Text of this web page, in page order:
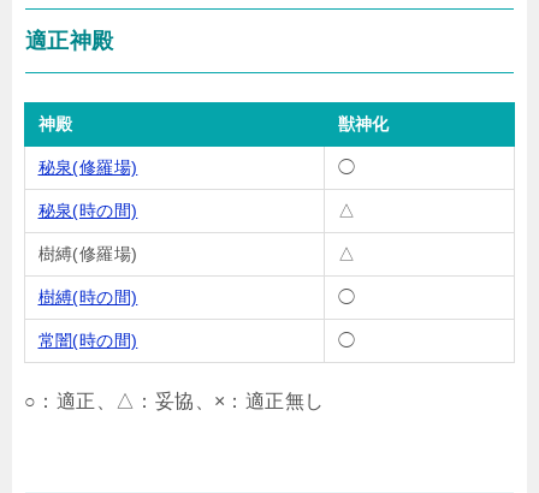
適正神殿
神殿 獣神化
秘泉(修羅場) ◯
秘泉(時の間) △
樹縛(修羅場) △
樹縛(時の間) ◯
常闇(時の間) ◯
○：適正、△：妥協、×：適正無し